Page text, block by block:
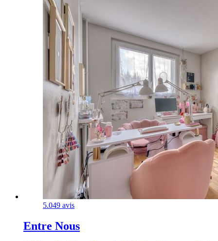
5.049 avis
Entre Nous